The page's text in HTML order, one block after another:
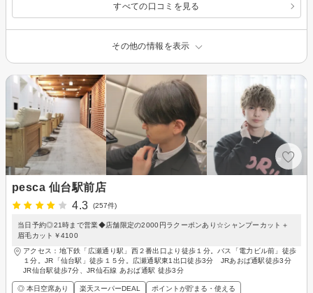
すべての口コミを見る
その他の情報を表示
pesca 仙台駅前店
4.3
(257件)
当日予約◎21時まで営業◆店舗限定の2000円ラクーポンあり☆シャンプーカット＋
眉毛カット￥4100
アクセス：地下鉄「広瀬通り駅」西２番出口より徒歩１分。バス「電力ビル前」徒歩
１分。JR「仙台駅」徒歩１５分。広瀬通駅東1出口徒歩3分 JRあおば通駅徒歩3分
JR仙台駅徒歩7分、JR仙石線 あおば通駅 徒歩3分
◎ 本日空席あり 楽天スーパーDEAL
ポイントが貯まる・使える